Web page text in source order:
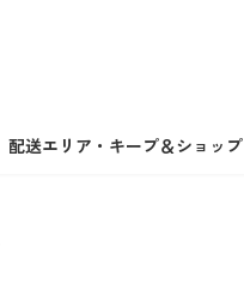
配送エリア・キープ＆ショップ